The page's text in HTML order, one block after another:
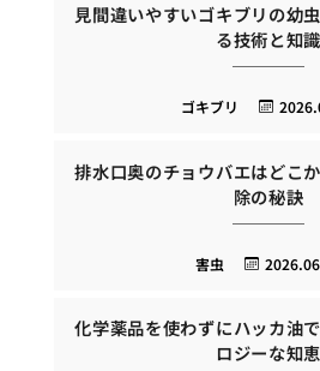
見間違いやすいゴキブリの幼
る技術と知識
ゴキブリ
排水口奥のチョウバエはどこ
除の秘訣
害虫
化学薬品を使わずにハッカ油
ロジーな知恵